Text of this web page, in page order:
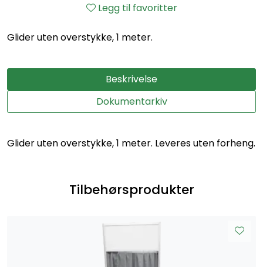
Legg til favoritter
Glider uten overstykke, 1 meter.
Beskrivelse
Dokumentarkiv
Glider uten overstykke, 1 meter. Leveres uten forheng.
Tilbehørsprodukter